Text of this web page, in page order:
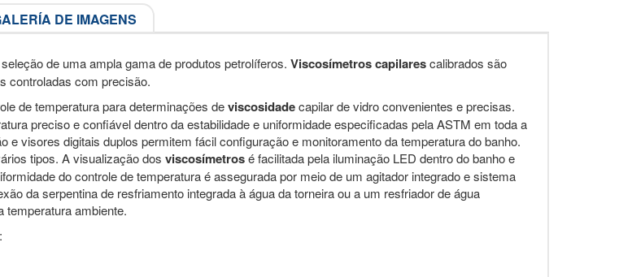
DE IMAGENS
de uma ampla gama de produtos petrolíferos. Viscosímetros capilarescalibrados são
controladas com precisão.
de temperatura para determinações deviscosidadecapilar de vidro convenientes e precisas.
preciso e confiável dentro da estabilidade e uniformidade especificadas pela ASTM em toda a
visores digitais duplos permitem fácil configuração e monitoramento da temperatura do banho.
tipos. A visualização dos viscosímetrosé facilitada pela iluminação LED dentro do banho e
do controle de temperatura é assegurada por meio de um agitador integrado e sistema
da serpentina de resfriamento integrada à água da torneira ou a um resfriador de água
temperatura ambiente.